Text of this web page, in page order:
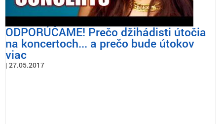
ODPORÚČAME! Prečo džihádisti útočia
na koncertoch... a prečo bude útokov
viac
27.05.2017